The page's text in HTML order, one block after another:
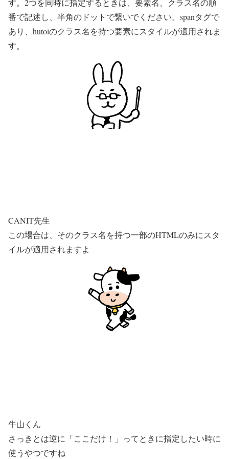
す。2つを同時に指定するときは、要素名、クラス名の順
番で記述し、半角のドットで繋いでください。 spanタグで
あり、hutoiのクラス名を持つ要素にスタイルが適用されま
す。
CANIT先生
この場合は、そのクラス名を持つ一部のHTMLのみにスタ
イルが適用されますよ
牛山くん
さっきとは逆に「ここだけ！」ってときに指定したい時に
使うやつですね